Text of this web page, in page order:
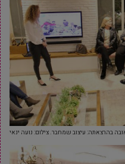
בהרצאתה: עיצוב שמחבר. צילום: נועה ינאי